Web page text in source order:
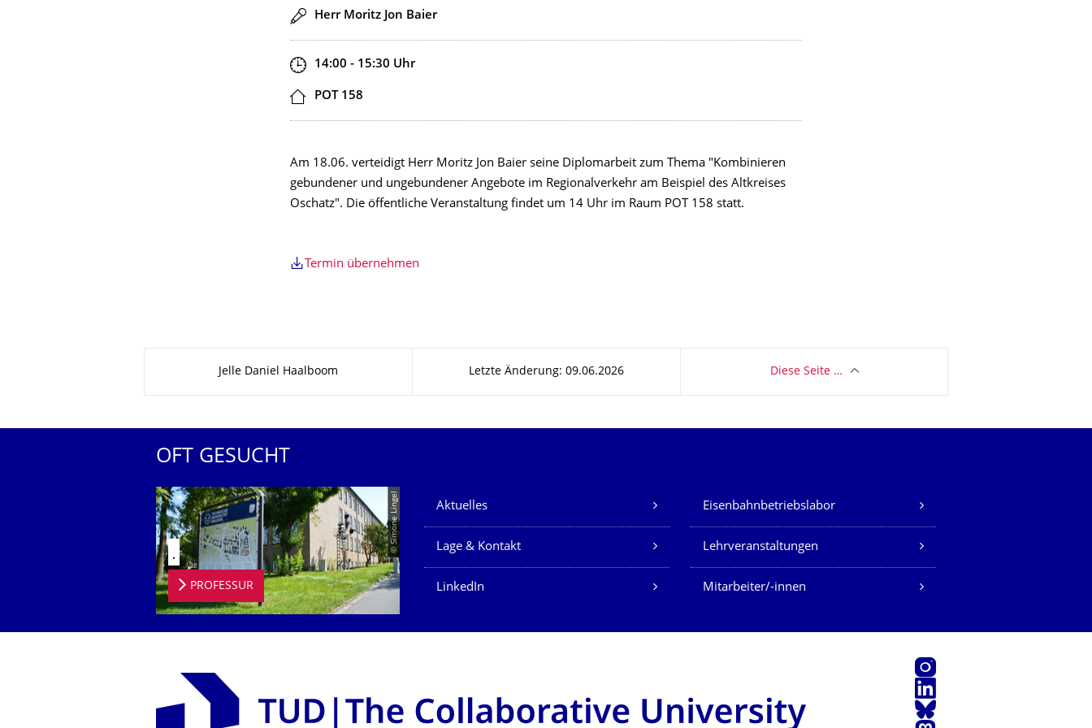
Redner
Herr Moritz Jon Baier
Zeit
14:00 - 15:30 Uhr
Ort
POT 158
Am 18.06. verteidigt Herr Moritz Jon Baier seine Diplomarbeit zum Thema "Kombinieren
gebundener und ungebundener Angebote im Regionalverkehr am Beispiel des Altkreises
Oschatz". Die öffentliche Veranstaltung findet um 14 Uhr im Raum POT 158 statt.
Termin übernehmen
Jelle Daniel Haalboom Letzte Änderung: 09.06.2026 Diese Seite …
OFT GESUCHT
© Simone Lingel
.
PROFESSUR
Unsere Dienste
Aktuelles Eisenbahnbetriebslabor
Lage & Kontakt Lehrveranstaltungen
LinkedIn Mitarbeiter/-innen
Instagram
LinkedIn
Bluesky